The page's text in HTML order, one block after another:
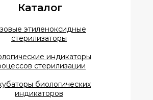
Каталог
этиленоксидные
стерилизаторы
индикаторы
стерилизации
биологических
индикаторов